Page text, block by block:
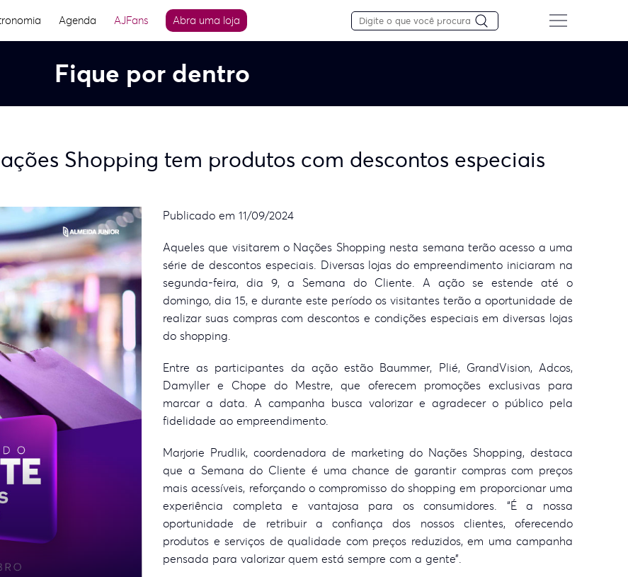
Agenda AJFans Abra uma loja
Fique por dentro
Shopping tem produtos com descontos especiais
Publicado em 11/09/2024
Aqueles que visitarem o Nações Shopping nesta semana terão acesso a uma
série de descontos especiais. Diversas lojas do empreendimento iniciaram na
segunda-feira, dia 9, a Semana do Cliente. A ação se estende até o
domingo, dia 15, e durante este período os visitantes terão a oportunidade de
realizar suas compras com descontos e condições especiais em diversas lojas
do shopping.
Entre as participantes da ação estão Baummer, Plié, GrandVision, Adcos,
Damyller e Chope do Mestre, que oferecem promoções exclusivas para
marcar a data. A campanha busca valorizar e agradecer o público pela
fidelidade ao empreendimento.
Marjorie Prudlik, coordenadora de marketing do Nações Shopping, destaca
que a Semana do Cliente é uma chance de garantir compras com preços
mais acessíveis, reforçando o compromisso do shopping em proporcionar uma
experiência completa e vantajosa para os consumidores. “É a nossa
oportunidade de retribuir a confiança dos nossos clientes, oferecendo
produtos e serviços de qualidade com preços reduzidos, em uma campanha
pensada para valorizar quem está sempre com a gente”.